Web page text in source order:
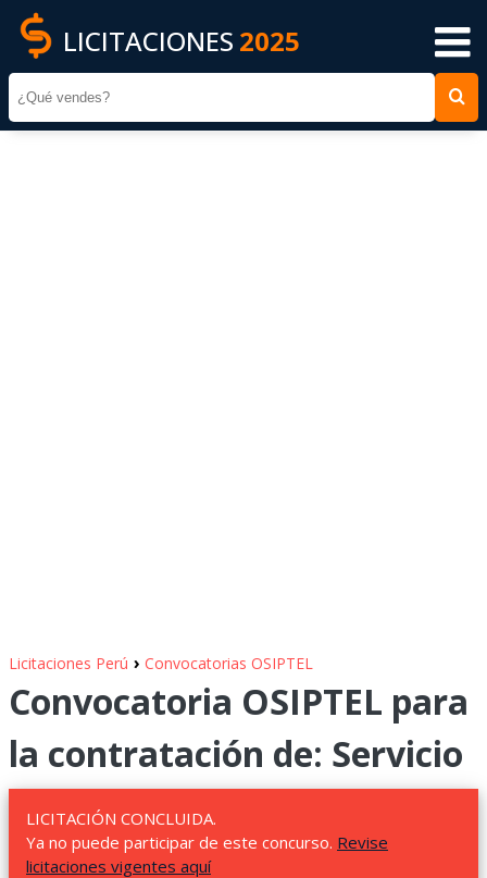
LICITACIONES 2025
Licitaciones Perú › Convocatorias OSIPTEL
Convocatoria OSIPTEL para
la contratación de: Servicio
LICITACIÓN CONCLUIDA.
Ya no puede participar de este concurso. Revise
licitaciones vigentes aquí